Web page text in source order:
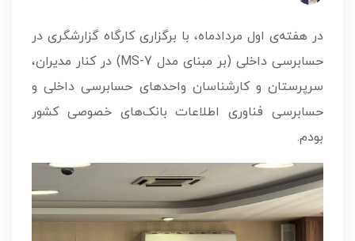
در هفته‌ی اول مردادماه، با برگزاری کارگاه گزارشگری در
حسابرسی داخلی (بر مبنای مدل MS-7) در کنار مدیران،
سرپرستان و کارشناسان واحدهای حسابرسی داخلی و
حسابرسی فناوری اطلاعات بانک‌های خصوصی کشور
بودم.